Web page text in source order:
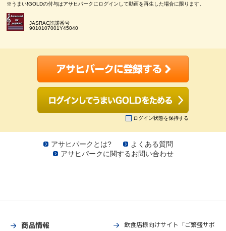
※うまい!GOLDの付与はアサヒパークにログインして動画を再生した場合に限ります。
JASRAC許諾番号
9010107001Y45040
ログイン状態を保持する
アサヒパークとは?
よくある質問
アサヒパークに関するお問い合わせ
商品情報
飲食店様向けサイト「ご繁盛サポ